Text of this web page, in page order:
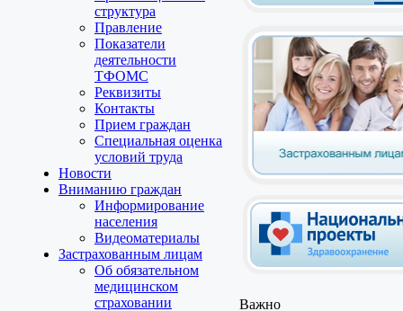
структура
Правление
Показатели
деятельности
ТФОМС
Реквизиты
Контакты
Прием граждан
Специальная оценка
условий труда
Новости
Вниманию граждан
Информирование
населения
Видеоматериалы
Застрахованным лицам
Об обязательном
медицинском
страховании
Важно